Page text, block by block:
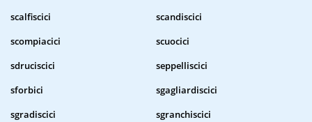
scalfiscici
scandiscici
scompiacici
scuocici
sdruciscici
seppelliscici
sforbici
sgagliardiscici
sgradiscici
sgranchiscici